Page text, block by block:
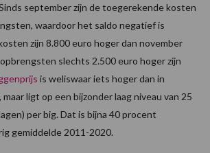
september zijn de toegerekende kosten
waardoor het saldo negatief is
zijn 8.800 euro hoger dan november
slechts 2.500 euro hoger zijn
is weliswaar iets hoger dan in
ligt op een bijzonder laag niveau van 25
per big. Dat is bijna 40 procent
gemiddelde 2011-2020.